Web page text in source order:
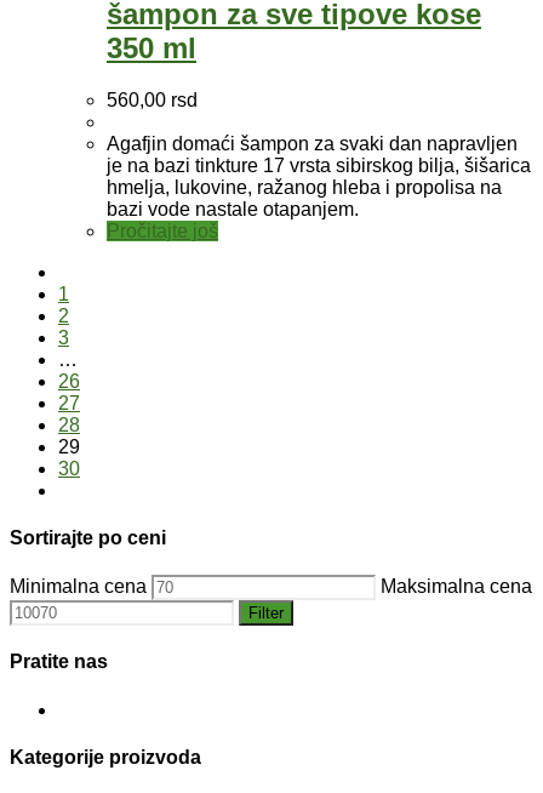
šampon za sve tipove kose
350 ml
560,00 rsd
Agafjin domaći šampon za svaki dan napravljen
je na bazi tinkture 17 vrsta sibirskog bilja, šišarica
hmelja, lukovine, ražanog hleba i propolisa na
bazi vode nastale otapanjem.
Pročitajte još
1
2
3
…
26
27
28
29
30
Sortirajte po ceni
Minimalna cena Maksimalna cena
Filter
Pratite nas
Kategorije proizvoda